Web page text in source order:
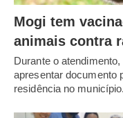
Mogi tem
animais contra
Durante o
apresentar documento
residência no município.